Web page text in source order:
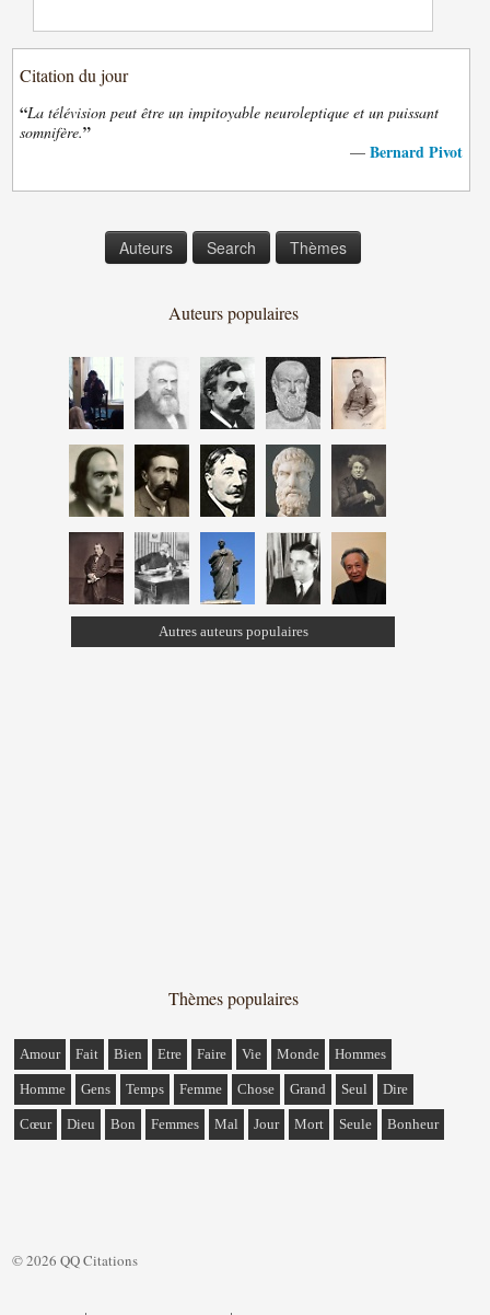
Citation du jour
“La télévision peut être un impitoyable neuroleptique et un puissant
somnifère.”
— Bernard Pivot
Auteurs Search Thèmes
Auteurs populaires
Autres auteurs populaires
Thèmes populaires
Amour Fait Bien Etre Faire Vie Monde Hommes
Homme Gens Temps Femme Chose Grand Seul Dire
Cœur Dieu Bon Femmes Mal Jour Mort Seule Bonheur
© 2026 QQ Citations